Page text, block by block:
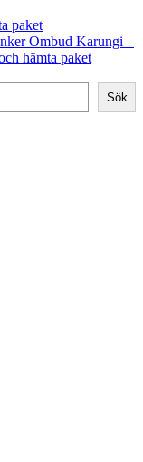
paket
Ombud Karungi –
hämta paket
Sök